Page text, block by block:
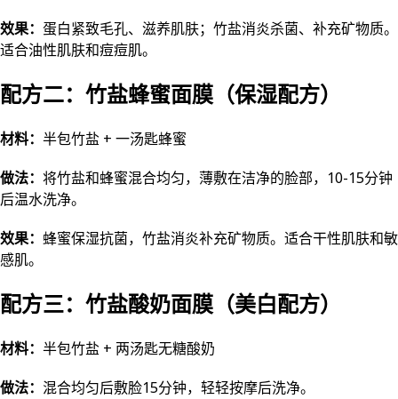
效果： 蛋白紧致毛孔、滋养肌肤；竹盐消炎杀菌、补充矿物质。
适合油性肌肤和痘痘肌。
配方二：竹盐蜂蜜面膜（保湿配方）
材料： 半包竹盐 + 一汤匙蜂蜜
做法： 将竹盐和蜂蜜混合均匀，薄敷在洁净的脸部，10-15分钟
后温水洗净。
效果： 蜂蜜保湿抗菌，竹盐消炎补充矿物质。适合干性肌肤和敏
感肌。
配方三：竹盐酸奶面膜（美白配方）
材料： 半包竹盐 + 两汤匙无糖酸奶
做法： 混合均匀后敷脸15分钟，轻轻按摩后洗净。